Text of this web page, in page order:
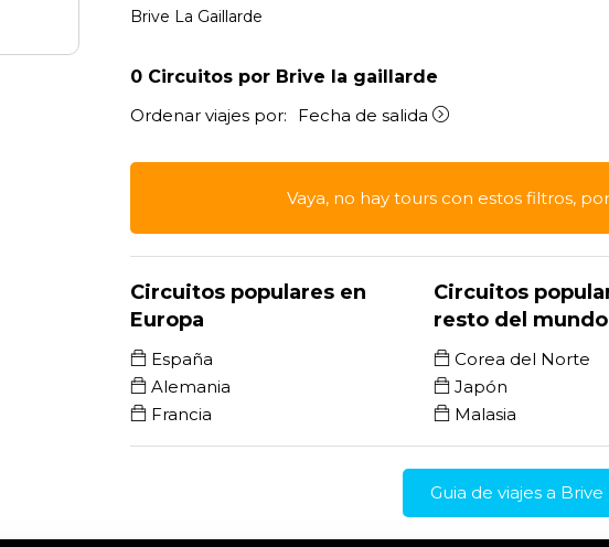
Brive La Gaillarde
0 Circuitos por Brive la gaillarde
Ordenar viajes por:
Fecha de salida
Vaya, no hay tours con estos filtros,
Circuitos populares en
Europa
España
Alemania
Francia
Circuitos
resto del mundo
Corea del Norte
Japón
Malasia
Guia de viajes a Brive